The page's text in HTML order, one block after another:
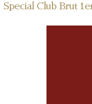
Special Club Brut